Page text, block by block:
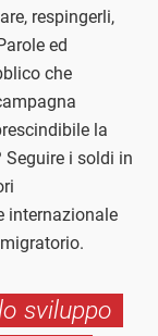
respingerli,
ed
che
la
i soldi in
internazionale
sviluppo